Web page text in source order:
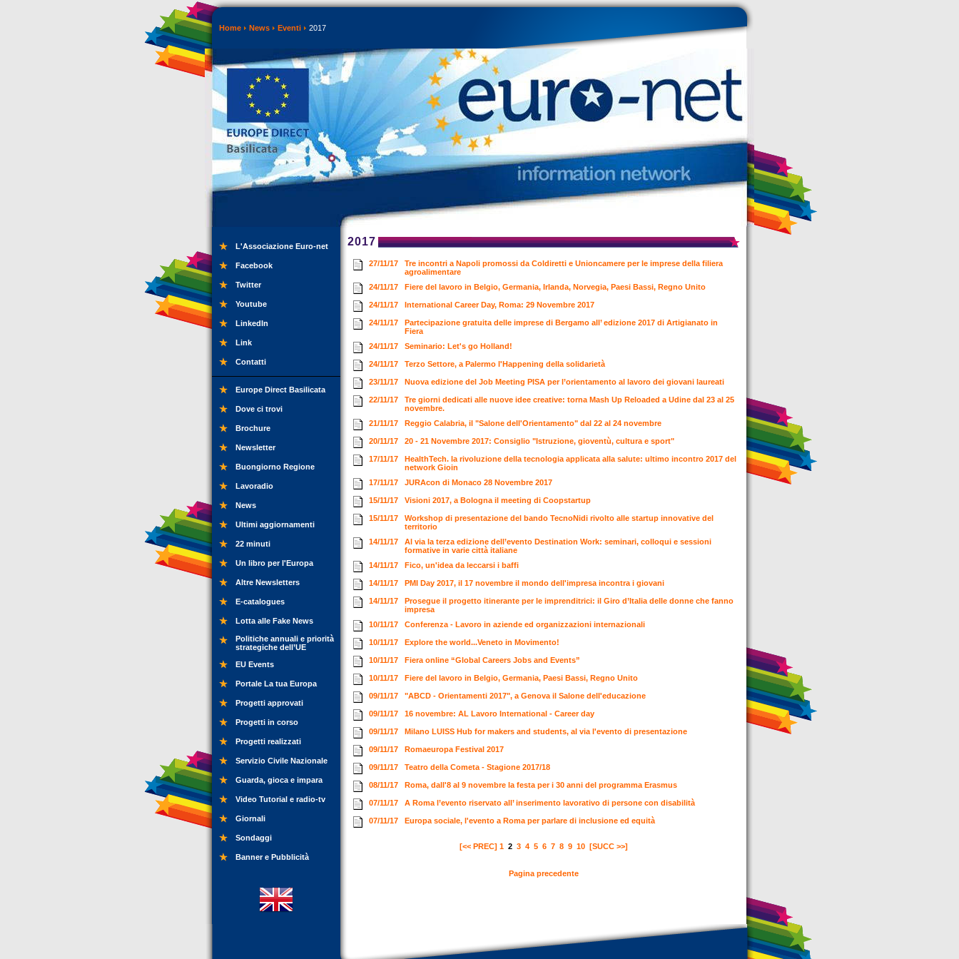
Home News Eventi 2017
L'Associazione Euro-net
Facebook
Twitter
Youtube
LinkedIn
Link
Contatti
Europe Direct Basilicata
Dove ci trovi
Brochure
Newsletter
Buongiorno Regione
Lavoradio
News
Ultimi aggiornamenti
22 minuti
Un libro per l'Europa
Altre Newsletters
E-catalogues
Lotta alle Fake News
Politiche annuali e priorità
strategiche dell’UE
EU Events
Portale La tua Europa
Progetti approvati
Progetti in corso
Progetti realizzati
Servizio Civile Nazionale
Guarda, gioca e impara
Video Tutorial e radio-tv
Giornali
Sondaggi
Banner e Pubblicità
2017
27/11/17
Tre incontri a Napoli promossi da Coldiretti e Unioncamere per le imprese della filiera
agroalimentare
24/11/17
Fiere del lavoro in Belgio, Germania, Irlanda, Norvegia, Paesi Bassi, Regno Unito
24/11/17 International Career Day, Roma: 29 Novembre 2017
24/11/17
Partecipazione gratuita delle imprese di Bergamo all’ edizione 2017 di Artigianato in
Fiera
24/11/17
Seminario: Let's go Holland!
24/11/17 Terzo Settore, a Palermo l'Happening della solidarietà
23/11/17 Nuova edizione del Job Meeting PISA per l’orientamento al lavoro dei giovani laureati
22/11/17
Tre giorni dedicati alle nuove idee creative: torna Mash Up Reloaded a Udine dal 23 al 25
novembre.
21/11/17
Reggio Calabria, il "Salone dell'Orientamento" dal 22 al 24 novembre
20/11/17 20 - 21 Novembre 2017: Consiglio "Istruzione, gioventù, cultura e sport"
17/11/17
HealthTech. la rivoluzione della tecnologia applicata alla salute: ultimo incontro 2017 del
network Gioin
17/11/17
JURAcon di Monaco 28 Novembre 2017
15/11/17 Visioni 2017, a Bologna il meeting di Coopstartup
15/11/17
Workshop di presentazione del bando TecnoNidi rivolto alle startup innovative del
territorio
14/11/17
Al via la terza edizione dell’evento Destination Work: seminari, colloqui e sessioni
formative in varie città italiane
14/11/17
Fico, un'idea da leccarsi i baffi
14/11/17 PMI Day 2017, il 17 novembre il mondo dell'impresa incontra i giovani
14/11/17
Prosegue il progetto itinerante per le imprenditrici: il Giro d’Italia delle donne che fanno
impresa
10/11/17
Conferenza - Lavoro in aziende ed organizzazioni internazionali
10/11/17 Explore the world...Veneto in Movimento!
10/11/17 Fiera online “Global Careers Jobs and Events”
10/11/17 Fiere del lavoro in Belgio, Germania, Paesi Bassi, Regno Unito
09/11/17 "ABCD - Orientamenti 2017", a Genova il Salone dell'educazione
09/11/17 16 novembre: AL Lavoro International - Career day
09/11/17 Milano LUISS Hub for makers and students, al via l'evento di presentazione
09/11/17 Romaeuropa Festival 2017
09/11/17 Teatro della Cometa - Stagione 2017/18
08/11/17 Roma, dall'8 al 9 novembre la festa per i 30 anni del programma Erasmus
07/11/17 A Roma l’evento riservato all’ inserimento lavorativo di persone con disabilità
07/11/17 Europa sociale, l'evento a Roma per parlare di inclusione ed equità
[<< PREC] 1 2 3 4 5 6 7 8 9 10 [SUCC >>]
Pagina precedente